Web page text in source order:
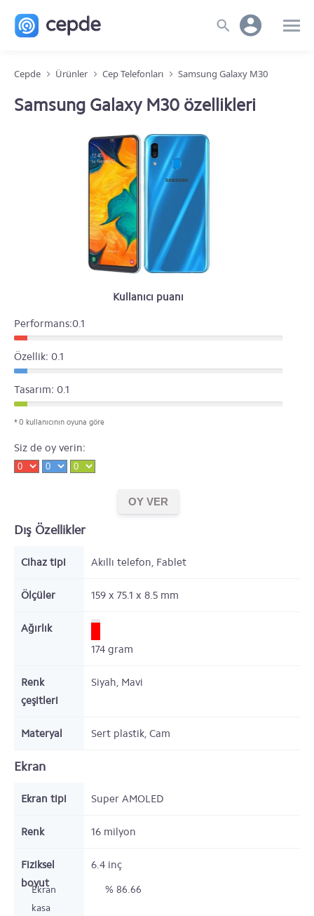
Cepde Ürünler Cep Telefonları Samsung Galaxy M30
Samsung Galaxy M30 özellikleri
Kullanıcı puanı
Performans:0.1
Özellik: 0.1
Tasarım: 0.1
* 0 kullanıcının oyuna göre
Siz de oy verin:
Dış Özellikler
Cihaz tipi Akıllı telefon, Fablet
Ölçüler 159 x 75.1 x 8.5 mm
Ağırlık
174 gram
Renk
çeşitleri
Siyah, Mavi
Materyal Sert plastik, Cam
Ekran
Ekran tipi Super AMOLED
Renk 16 milyon
Fiziksel
boyut
6.4 inç
Ekran
kasa
% 86.66